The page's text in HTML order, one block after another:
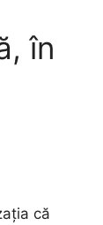
în
că